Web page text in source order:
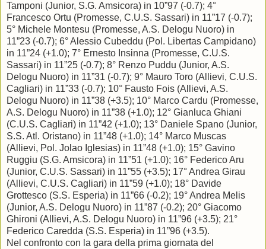
Tamponi (Junior, S.G. Amsicora) in 10”97 (-0.7); 4°
Francesco Ortu (Promesse, C.U.S. Sassari) in 11”17 (-0.7);
5° Michele Montesu (Promesse, A.S. Delogu Nuoro) in
11”23 (-0.7); 6° Alessio Cubeddu (Pol. Libertas Campidano)
in 11”24 (+1.0); 7° Ernesto Insinna (Promesse, C.U.S.
Sassari) in 11”25 (-0.7); 8° Renzo Puddu (Junior, A.S.
Delogu Nuoro) in 11”31 (-0.7); 9° Mauro Toro (Allievi, C.U.S.
Cagliari) in 11”33 (-0.7); 10° Fausto Fois (Allievi, A.S.
Delogu Nuoro) in 11”38 (+3.5); 10° Marco Cardu (Promesse,
A.S. Delogu Nuoro) in 11”38 (+1.0); 12° Gianluca Ghiani
(C.U.S. Cagliari) in 11”42 (+1.0); 13° Daniele Spano (Junior,
S.S. Atl. Oristano) in 11”48 (+1.0); 14° Marco Muscas
(Allievi, Pol. Jolao Iglesias) in 11”48 (+1.0); 15° Gavino
Ruggiu (S.G. Amsicora) in 11”51 (+1.0); 16° Federico Aru
(Junior, C.U.S. Sassari) in 11”55 (+3.5); 17° Andrea Girau
(Allievi, C.U.S. Cagliari) in 11”59 (+1.0); 18° Davide
Grottesco (S.S. Esperia) in 11”66 (-0.2); 19° Andrea Melis
(Junior, A.S. Delogu Nuoro) in 11”87 (-0.2); 20° Giacomo
Ghironi (Allievi, A.S. Delogu Nuoro) in 11”96 (+3.5); 21°
Federico Caredda (S.S. Esperia) in 11”96 (+3.5).
Nel confronto con la gara della prima giornata del